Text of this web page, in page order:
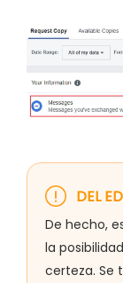
DEL
De hecho,
la
certeza. Se